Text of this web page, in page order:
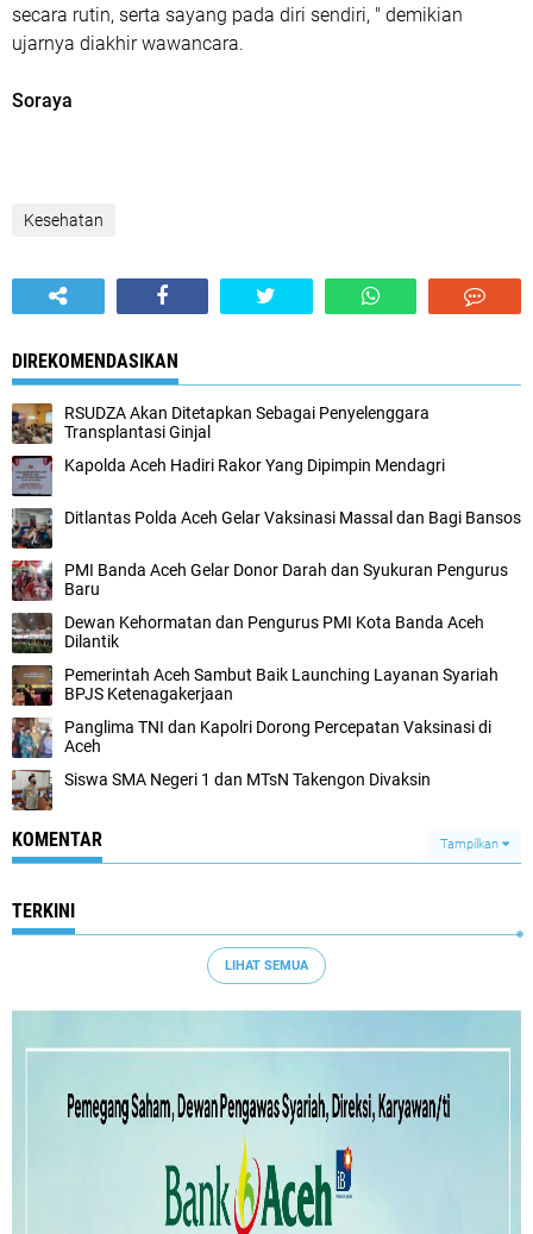
secara rutin, serta sayang pada diri sendiri, " demikian
ujarnya diakhir wawancara.
Soraya
Kesehatan
DIREKOMENDASIKAN
RSUDZA Akan Ditetapkan Sebagai Penyelenggara
Transplantasi Ginjal
Kapolda Aceh Hadiri Rakor Yang Dipimpin Mendagri
Ditlantas Polda Aceh Gelar Vaksinasi Massal dan Bagi Bansos
PMI Banda Aceh Gelar Donor Darah dan Syukuran Pengurus
Baru
Dewan Kehormatan dan Pengurus PMI Kota Banda Aceh
Dilantik
Pemerintah Aceh Sambut Baik Launching Layanan Syariah
BPJS Ketenagakerjaan
Panglima TNI dan Kapolri Dorong Percepatan Vaksinasi di
Aceh
Siswa SMA Negeri 1 dan MTsN Takengon Divaksin
KOMENTAR Tampilkan
TERKINI
LIHAT SEMUA